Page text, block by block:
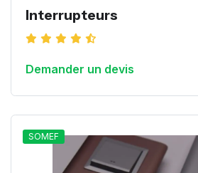
Interrupteurs
Demander un devis
SOMEF